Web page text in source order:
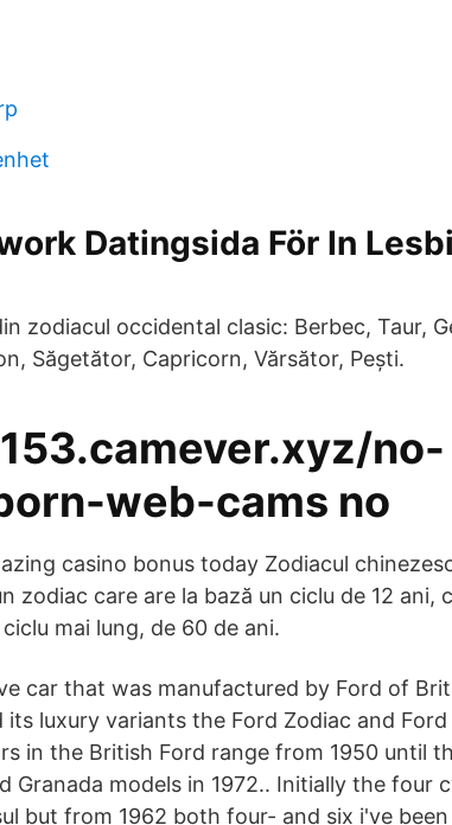
Datingsida För In
zodiacul occidental clasic: Berbec, Taur,
Săgetător, Capricorn, Vărsător, Pești.
no-
web-cams no
casino bonus today Zodiacul
zodiac care are la bază un ciclu de 12 ani,
mai lung, de 60 de ani.
car that was manufactured by Ford of
its luxury variants the Ford Zodiac and
in the British Ford range from 1950 until
Granada models in 1972.. Initially the four
but from 1962 both four- and six i've